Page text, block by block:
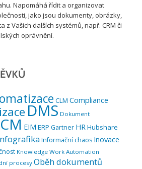
Napomáhá řídit a organizovat
jako jsou dokumenty, obrázky,
z Vašich dalších systémů, např. CRM či
oprávnění.
CLM Compliance
DMS Dokument
EIM ERP Gartner HRHubshare
Informační chaos Inovace
Knowledge Work Automation
procesy Oběh dokumentů